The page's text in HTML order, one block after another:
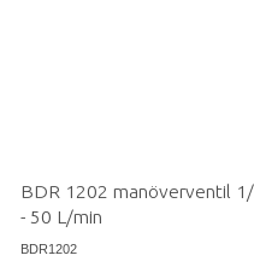
BDR 1202 manöverventil
- 50 L/min
BDR1202